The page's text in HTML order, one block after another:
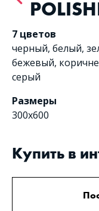
7 цветов
черный, белый,
бежевый,
серый
Размеры
300x600
Купить в